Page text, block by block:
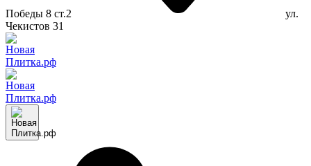
Победы 8 ст.2
ул.
Чекистов 31